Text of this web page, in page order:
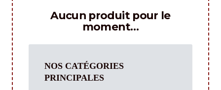
Aucun produit pour le
moment…
NOS CATÉGORIES
PRINCIPALES